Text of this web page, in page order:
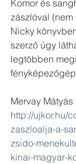
Komor és
zászlóval
Nicky
szerző úgy
legtöbben
Mervay Mátyás
http://ujkor.hu/
zaszloalja-a-
zsido-
kinai-magyar-